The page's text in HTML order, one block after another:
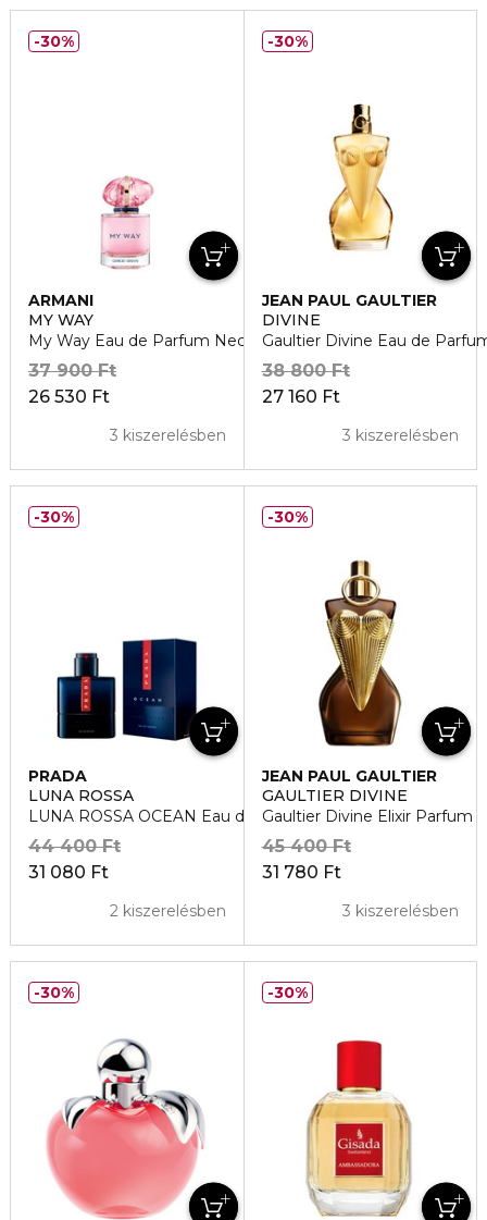
ARMANI
MY WAY
My Way Eau de Parfum Nectar
26 530 Ft
37 900 Ft
3 kiszerelésben
30%
JEAN PAUL GAULTIER
DIVINE
Gaultier Divine Eau de
27 160 Ft
38 800 Ft
3 kiszerelésben
30%
PRADA
LUNA ROSSA
LUNA ROSSA OCEAN Eau de Parfum
31 080 Ft
44 400 Ft
2 kiszerelésben
30%
JEAN PAUL GAULTIER
GAULTIER DIVINE
Gaultier Divine Elixir Parfum
31 780 Ft
45 400 Ft
3 kiszerelésben
30%
30% 30%